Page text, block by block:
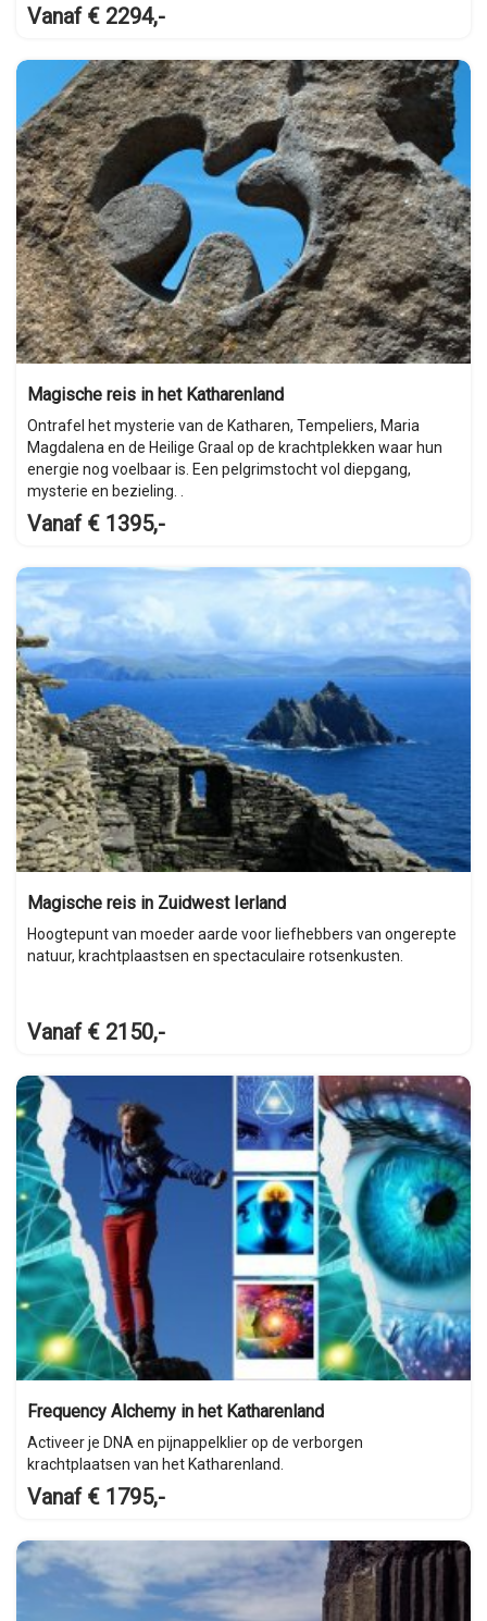
Vanaf € 2294,-
Magische reis in het Katharenland
Ontrafel het mysterie van de Katharen, Tempeliers, Maria
Magdalena en de Heilige Graal op de krachtplekken waar hun
energie nog voelbaar is. Een pelgrimstocht vol diepgang,
mysterie en bezieling. .
Vanaf € 1395,-
Magische reis in Zuidwest Ierland
Hoogtepunt van moeder aarde voor liefhebbers van ongerepte
natuur, krachtplaastsen en spectaculaire rotsenkusten.
Vanaf € 2150,-
Frequency Alchemy in het Katharenland
Activeer je DNA en pijnappelklier op de verborgen
krachtplaatsen van het Katharenland.
Vanaf € 1795,-